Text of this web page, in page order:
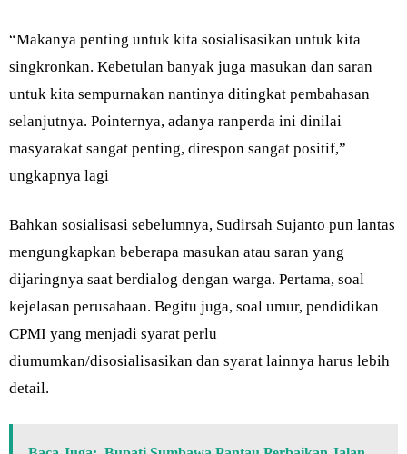
“Makanya penting untuk kita sosialisasikan untuk kita
singkronkan. Kebetulan banyak juga masukan dan saran
untuk kita sempurnakan nantinya ditingkat pembahasan
selanjutnya. Pointernya, adanya ranperda ini dinilai
masyarakat sangat penting, direspon sangat positif,”
ungkapnya lagi
Bahkan sosialisasi sebelumnya, Sudirsah Sujanto pun lantas
mengungkapkan beberapa masukan atau saran yang
dijaringnya saat berdialog dengan warga. Pertama, soal
kejelasan perusahaan. Begitu juga, soal umur, pendidikan
CPMI yang menjadi syarat perlu
diumumkan/disosialisasikan dan syarat lainnya harus lebih
detail.